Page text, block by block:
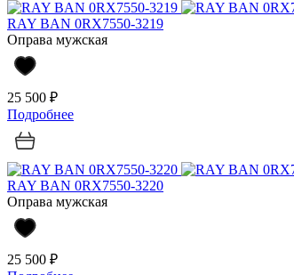
RAY BAN 0RX7550-3219
Оправа мужская
25 500 ₽
Подробнее
RAY BAN 0RX7550-3220
Оправа мужская
25 500 ₽